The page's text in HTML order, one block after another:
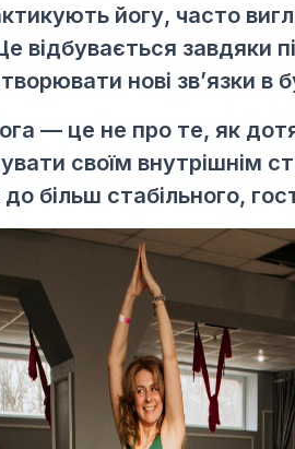
йогу, часто
Це відбувається завдяки
нові зв’язки в
— це не про те, як
своїм внутрішнім
більш стабільного,